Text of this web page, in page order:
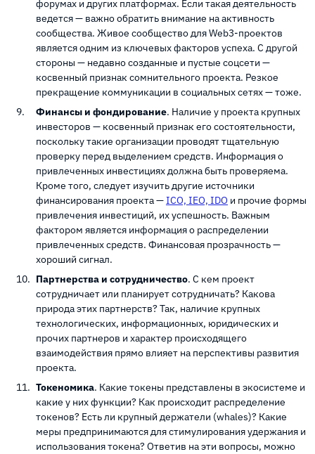
форумах и других платформах. Если такая деятельность
ведется — важно обратить внимание на активность
сообщества. Живое сообщество для Web3-проектов
является одним из ключевых факторов успеха. С другой
стороны — недавно созданные и пустые соцсети —
косвенный признак сомнительного проекта. Резкое
прекращение коммуникации в социальных сетях — тоже.
Финансы и фондирование. Наличие у проекта крупных
инвесторов — косвенный признак его состоятельности,
поскольку такие организации проводят тщательную
проверку перед выделением средств. Информация о
привлеченных инвестициях должна быть проверяема.
Кроме того, следует изучить другие источники
финансирования проекта —ICO, IEO, IDO и прочие формы
привлечения инвестиций, их успешность. Важным
фактором является информация о распределении
привлеченных средств. Финансовая прозрачность —
хороший сигнал.
Партнерства и сотрудничество. С кем проект
сотрудничает или планирует сотрудничать? Какова
природа этих партнерств? Так, наличие крупных
технологических, информационных, юридических и
прочих партнеров и характер происходящего
взаимодействия прямо влияет на перспективы развития
проекта.
Токеномика. Какие токены представлены в экосистеме и
какие у них функции? Как происходит распределение
токенов? Есть ли крупный держатели (whales)? Какие
меры предпринимаются для стимулирования удержания и
использования токена? Ответив на эти вопросы, можно